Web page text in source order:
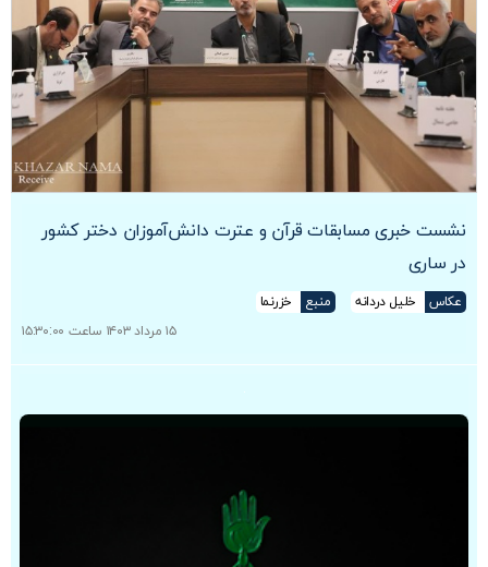
نشست خبری مسابقات قرآن و عترت دانش‌آموزان دختر کشور
در ساری
عکاس خلیل دردانه منبع
خزرنما
۱۵ مرداد ۱۴۰۳ ساعت ۱۵:۳۰:۰۰